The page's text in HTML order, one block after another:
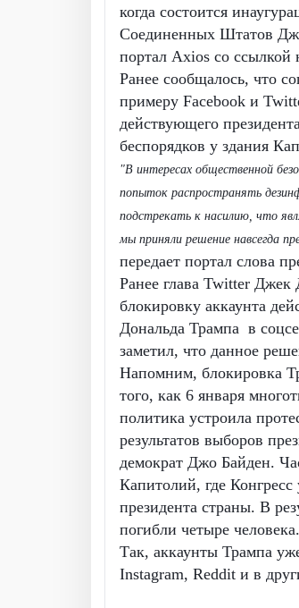
когда состоится
Соединенных Штатов
портал Axios со ссылкой
Ранее сообщалось, что
примеру Facebook и
действующего
беспорядков у здания
"В интересах общественной
попыток распространять
подстрекать к насилию, что
мы приняли решение навсегда
передает портал слова
Ранее глава Twitter Джек
блокировку аккаунта
Дональда Трампа в
заметил, что данное
Напомним, блокировка
того, как 6 января
политика устроила
результатов выборов
демократ Джо Байден.
Капитолий, где
президента страны. В
погибли четыре человека.
Так, аккаунты Трампа
Instagram, Reddit и в